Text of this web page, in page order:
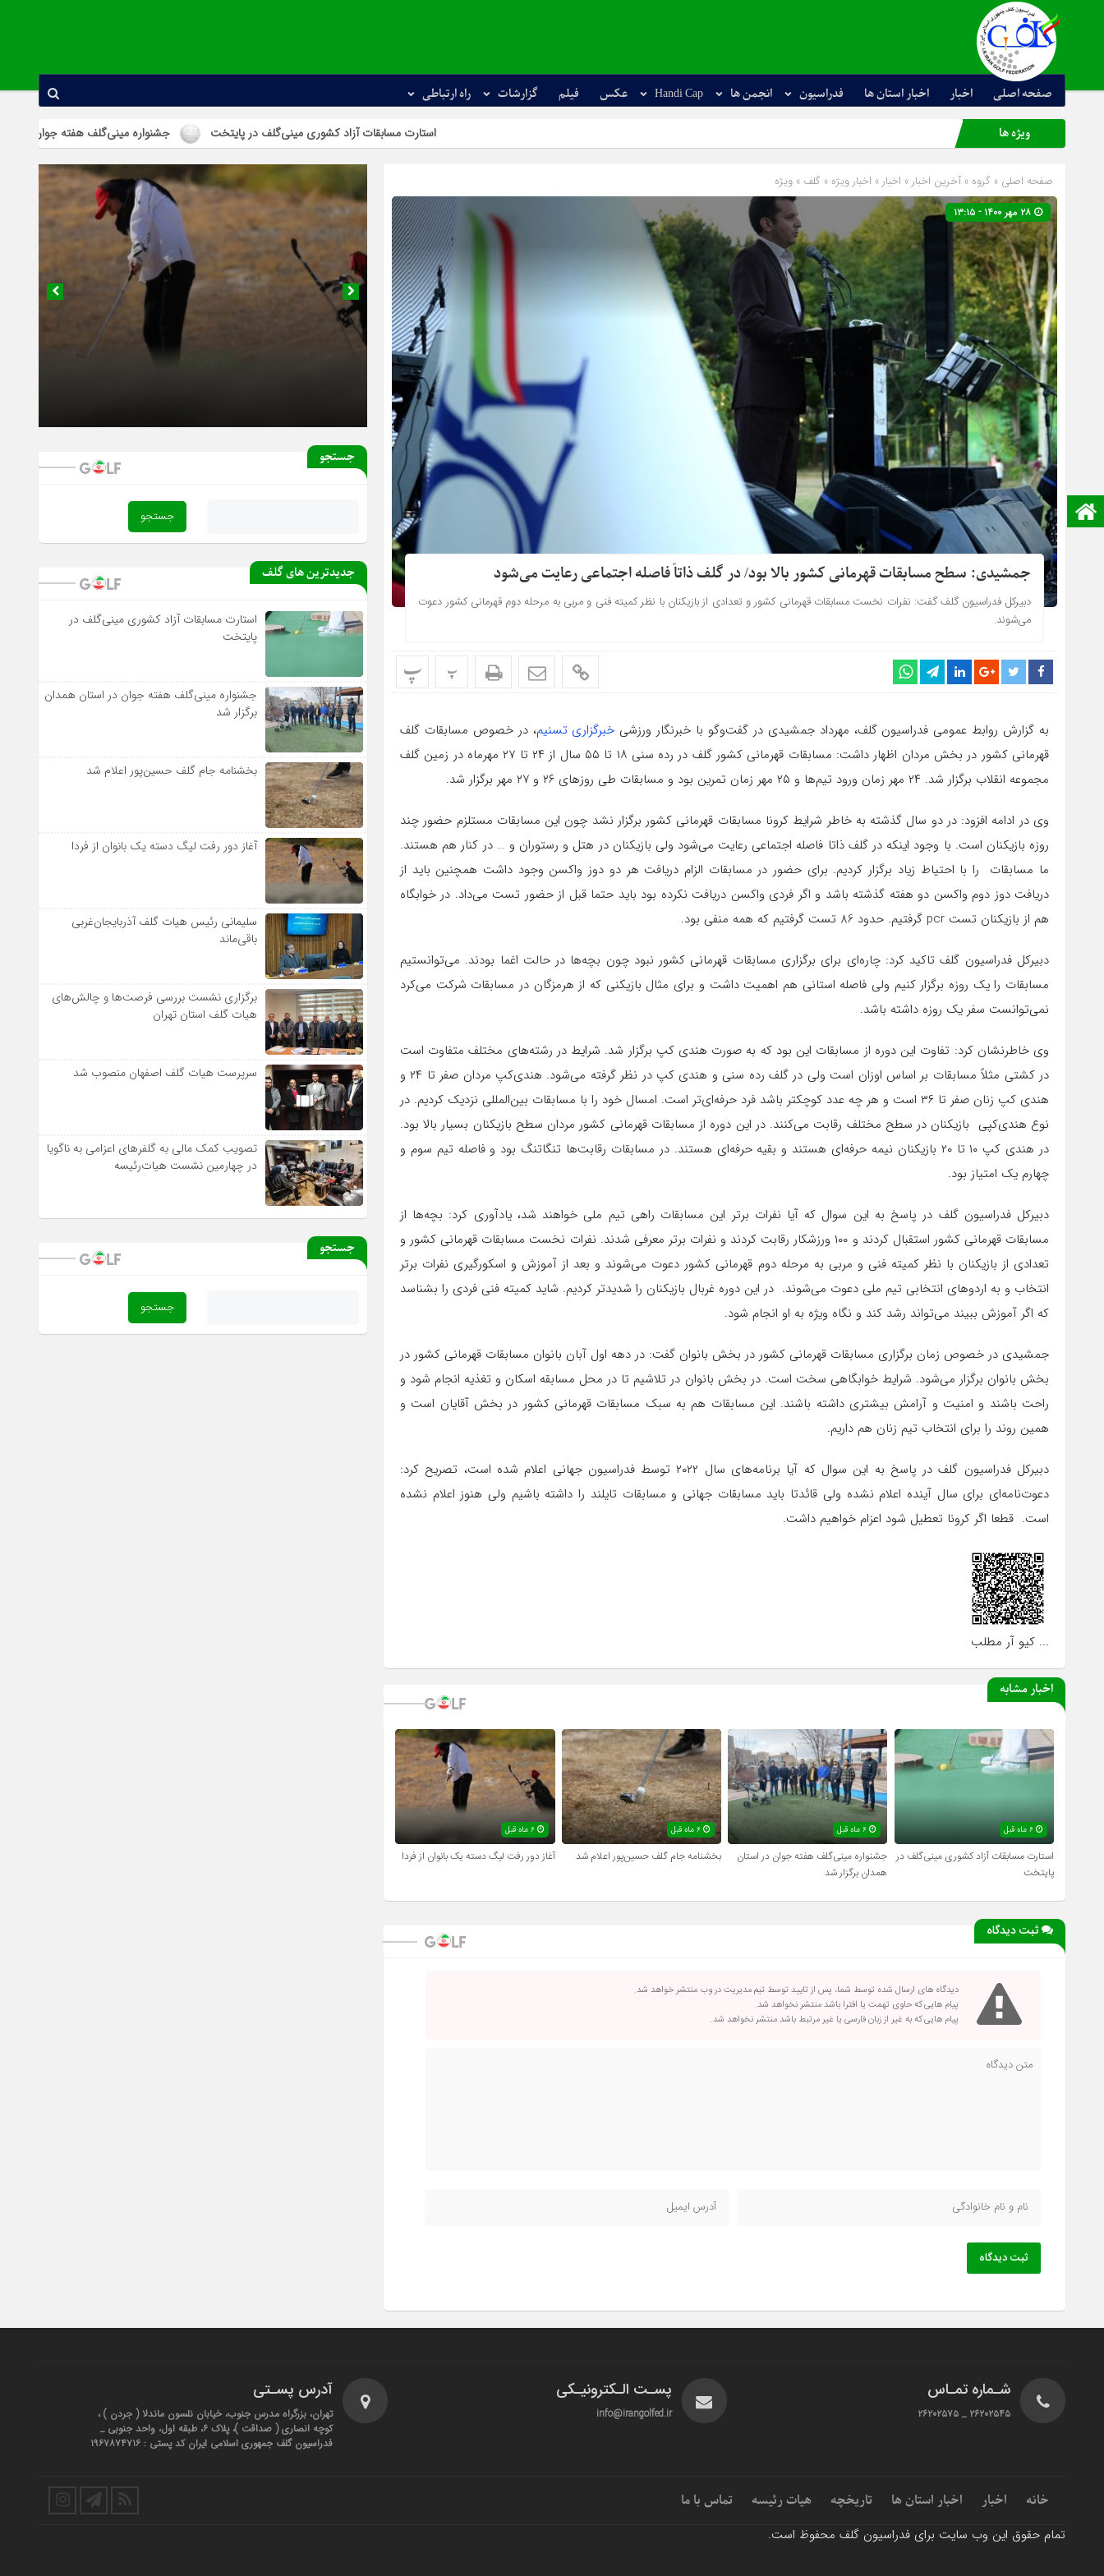
صفحه اصلی اخبار اخبار استان ها فدراسیون انجمن ها Handi Cap عکس فیلم گزارشات راه ارتباطی
صفحه نخست
ویژه ها استارت مسابقات آزاد کشوری مینی‌گلف در پایتخت جشنواره مینی‌گلف هفته جوان در استان همدان برگزار شد
صفحه اصلی » گروه » آخرین اخبار » اخبار » اخبار ویژه» گلف » ویژه
جمشیدی: سطح مسابقات قهرمانی کشور بالا بود/ در گلف ذاتاً فاصله اجتماعی رعایت می‌شود
دبیرکل فدراسیون گلف گفت: نفرات نخست مسابقات قهرمانی کشور و تعدادی از بازیکنان با نظر کمیته فنی و مربی به مرحله دوم قهرمانی کشور دعوت
می‌شوند.
پ پ
به گزارش روابط عمومی فدراسیون گلف، مهرداد جمشیدی در گفت‌وگو با خبرنگار ورزشی خبرگزاری تسنیم، در خصوص مسابقات گلف
قهرمانی کشور در بخش مردان اظهار داشت: مسابقات قهرمانی کشور گلف در رده سنی ۱۸ تا ۵۵ سال از ۲۴ تا ۲۷ مهرماه در زمین گلف
مجموعه انقلاب برگزار شد. ۲۴ مهر زمان ورود تیم‌ها و ۲۵ مهر زمان تمرین بود و مسابقات طی روزهای ۲۶ و ۲۷ مهر برگزار شد.
وی در ادامه افزود: در دو سال گذشته به خاطر شرایط کرونا مسابقات قهرمانی کشور برگزار نشد چون این مسابقات مستلزم حضور چند
روزه بازیکنان است. با وجود اینکه در گلف ذاتا فاصله اجتماعی رعایت می‌شود ولی بازیکنان در هتل و رستوران و … در کنار هم هستند.
ما مسابقات را با احتیاط زیاد برگزار کردیم. برای حضور در مسابقات الزام دریافت هر دو دوز واکسن وجود داشت همچنین باید از
دریافت دوز دوم واکسن دو هفته گذشته باشد و اگر فردی واکسن دریافت نکرده بود باید حتما قبل از حضور تست می‌داد. در خوابگاه
هم از بازیکنان تست pcr گرفتیم‌. حدود 86 تست گرفتیم که همه منفی بود.
دبیرکل فدراسیون گلف تاکید کرد: چاره‌ای برای برگزاری مسابقات قهرمانی کشور نبود چون بچه‌ها در حالت اغما بودند. می‌توانستیم
مسابقات را یک روزه برگزار کنیم ولی فاصله استانی هم اهمیت داشت و برای مثال بازیکنی که از هرمزگان در مسابقات شرکت می‌کرد
نمی‌توانست سفر یک روزه داشته باشد.
وی خاطرنشان کرد: تفاوت این دوره از مسابقات این بود که به صورت هندی کپ برگزار شد. شرایط در رشته‌های مختلف متفاوت است
در کشتی مثلاً مسابقات بر اساس اوزان است ولی در گلف رده سنی‌ و هندی کپ در نظر گرفته می‌شود. هندی‌کپ مردان صفر تا ۲۴ و
هندی کپ زنان صفر تا ۳۶ است و هر چه عدد کوچکتر باشد فرد حرفه‌ای‌تر است. امسال خود را با مسابقات بین‌المللی نزدیک کردیم. در
نوع هندی‌کپی بازیکنان در سطح مختلف رقابت می‌کنند. در این دوره از مسابقات قهرمانی کشور مردان سطح بازیکنان بسیار بالا بود.
در هندی کپ ۱۰ تا ۲۰ بازیکنان نیمه حرفه‌ای هستند و بقیه حرفه‌ای هستند. در مسابقات رقابت‌ها تنگاتنگ بود و فاصله تیم سوم و
چهارم یک امتیاز بود.
دبیرکل فدراسیون گلف در پاسخ به این سوال که آیا نفرات برتر این مسابقات راهی تیم ملی خواهند شد، یادآوری کرد: بچه‌ها از
مسابقات قهرمانی کشور استقبال کردند و ۱۰۰ ورزشکار رقابت کردند و نفرات برتر معرفی شدند.‌ نفرات نخست مسابقات قهرمانی کشور و
تعدادی از بازیکنان با نظر کمیته فنی و مربی به مرحله دوم قهرمانی کشور دعوت می‌شوند و بعد از آموزش و اسکورگیری نفرات برتر
انتخاب و به اردوهای انتخابی تیم ملی دعوت می‌شوند. در این دوره غربال بازیکنان را شدیدتر کردیم. شاید کمیته فنی فردی را بشناسد
که اگر آموزش ببیند می‌تواند رشد کند و نگاه ویژه به او انجام شود.
جمشیدی در خصوص زمان برگزاری مسابقات قهرمانی کشور در بخش بانوان گفت: در دهه اول آبان بانوان مسابقات قهرمانی کشور در
بخش بانوان برگزار می‌شود. شرایط خوابگاهی سخت است. در بخش بانوان در تلاشیم تا در محل مسابقه اسکان و تغذیه انجام شود و
راحت باشند و امنیت و آرامش بیشتری داشته باشند. این مسابقات هم به سبک مسابقات قهرمانی کشور در بخش آقایان است و
همین روند را برای انتخاب تیم زنان هم داریم.
دبیرکل فدراسیون گلف در پاسخ به این سوال که آیا برنامه‌های سال ۲۰۲۲ توسط فدراسیون جهانی اعلام شده است، تصریح کرد:
دعوت‌نامه‌ای برای سال آینده اعلام نشده ولی قائدتا باید مسابقات جهانی و مسابقات تایلند را داشته باشیم ولی هنوز اعلام نشده
است. قطعا اگر کرونا تعطیل شود اعزام خواهیم داشت.
... کیو آر مطلب
اخبار مشابه
۶ ماه قبل
استارت مسابقات آزاد کشوری مینی‌گلف در
پایتخت
۶ ماه قبل
جشنواره مینی‌گلف هفته جوان در استان
همدان برگزار شد
۶ ماه قبل
بخشنامه جام گلف حسین‌پور اعلام شد
۶ ماه قبل
آغاز دور رفت لیگ دسته یک بانوان از فردا
ثبت دیدگاه
دیدگاه های ارسال شده توسط شما، پس از تایید توسط تیم مدیریت در وب منتشر خواهد شد.
پیام هایی که حاوی تهمت یا افترا باشد منتشر نخواهد شد.
پیام هایی که به غیر از زبان فارسی یا غیر مرتبط باشد منتشر نخواهد شد.
ثبت دیدگاه
جستجو
جدیدترین های گلف
استارت مسابقات آزاد کشوری مینی‌گلف در
پایتخت
جشنواره مینی‌گلف هفته جوان در استان همدان
برگزار شد
بخشنامه جام گلف حسین‌پور اعلام شد
آغاز دور رفت لیگ دسته یک بانوان از فردا
سلیمانی رئیس هیات گلف آذربایجان‌غربی
باقی‌ماند
برگزاری نشست بررسی فرصت‌ها و چالش‌های
هیات گلف استان تهران
سرپرست هیات گلف اصفهان منصوب شد
تصویب کمک مالی به گلفرهای اعزامی به ناگویا
در چهارمین نشست هیات‌رئیسه
جستجو
شـماره تمـاس
۲۶۲۰۲۵۴۵ _ ۲۶۲۰۲۵۷۵
پسـت الـکترونیـکی
info@irangolfed.ir
آدرس پسـتی
تهران، بزرگراه مدرس جنوب، خیابان نلسون ماندلا ( جردن ) ،
کوچه انصاری ( صداقت )، پلاک ۶، طبقه اول، واحد جنوبی _
فدراسیون گلف جمهوری اسلامی ایران کد پستی : ۱۹۶۷۸۷۴۷۱۶
خانه اخبار اخبار استان ها تاریخچه هیات رئیسه تماس با ما
تمام حقوق این وب سایت برای فدراسیون گلف محفوظ است.